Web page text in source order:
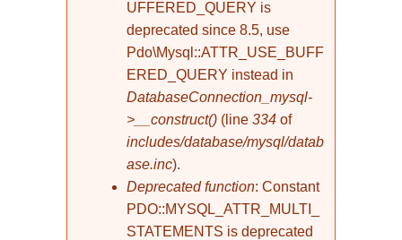
UFFERED_QUERY is
deprecated since 8.5, use
Pdo\Mysql::ATTR_USE_BUFF
ERED_QUERY instead in
DatabaseConnection_mysql-
>__construct() (line 334 of
includes/database/mysql/datab
ase.inc).
Deprecated function: Constant
PDO::MYSQL_ATTR_MULTI_
STATEMENTS is deprecated